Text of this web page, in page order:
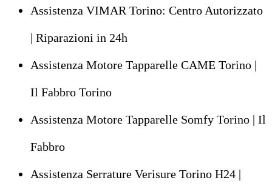
Assistenza VIMAR Torino: Centro Autorizzato
| Riparazioni in 24h
Assistenza Motore Tapparelle CAME Torino |
Il Fabbro Torino
Assistenza Motore Tapparelle Somfy Torino | Il
Fabbro
Assistenza Serrature Verisure Torino H24 |